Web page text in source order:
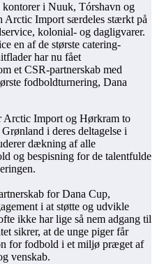
i Nuuk, Tórshavn og
Arctic Import særdeles stærkt på
kolonial- og dagligvarer.
en af de største catering-
har nu fået
et CSR-partnerskab med
fodboldturnering, Dana
Arctic Import og Hørkram to
i deres deltagelse i
dækning af alle
og bespisning for de talentfulde
for Dana Cup,
i at støtte og udvikle
ikke har lige så nem adgang til
sikrer, at de unge piger får
for fodbold i et miljø præget af
venskab.